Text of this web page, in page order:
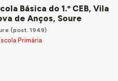
Básica do 1.º CEB, Vila
de Anços, Soure
(post. 1949)
Primária